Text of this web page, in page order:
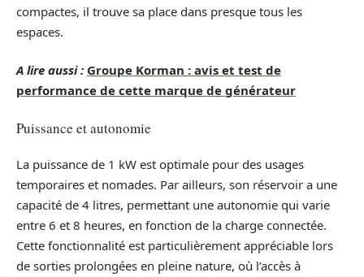
compactes, il trouve sa place dans presque tous les
espaces.
A lire aussi : Groupe Korman : avis et test de
performance de cette marque de générateur
Puissance et autonomie
La puissance de 1 kW est optimale pour des usages
temporaires et nomades. Par ailleurs, son réservoir a une
capacité de 4 litres, permettant une autonomie qui varie
entre 6 et 8 heures, en fonction de la charge connectée.
Cette fonctionnalité est particulièrement appréciable lors
de sorties prolongées en pleine nature, où l’accès à